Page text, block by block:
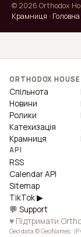
© 2026 Orthodox
Крамниця · Головна
ORTHODOX HOUSE
Спільнота
Новини
Ролики
Катехизація
Крамниця
API
RSS
Calendar API
Sitemap
TikTok ▶
💬 Support
♥ Підтримати
Geo data © GeoNames ·